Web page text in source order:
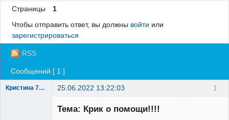
Регистрация
Вход
Страницы
1
Чтобы отправить ответ, вы должны войти или
зарегистрироваться
RSS
Сообщений [ 1 ]
1
Кристина 75rus 25.06.2022 13:22:03
Зарегистрированный
Тема: Крик о помощи!!!!